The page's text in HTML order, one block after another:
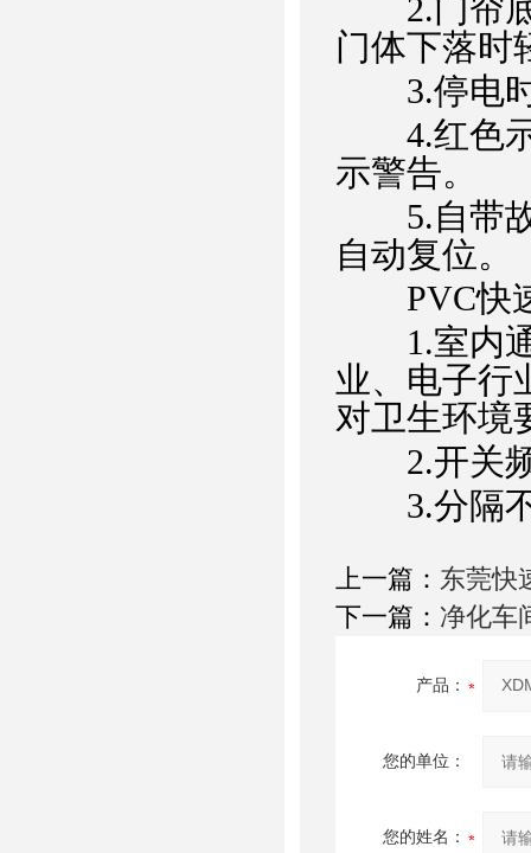
2.门帘底
门体下落时
3.停电时
4.红色示
示警告。
5.自带故
自动复位。
PVC快速
1.室内通
业、电子行
对卫生环境
2.开关频
3.分隔不
上一篇： 东莞快
下一篇： 净化车
产品：
您的单位：
您的姓名：